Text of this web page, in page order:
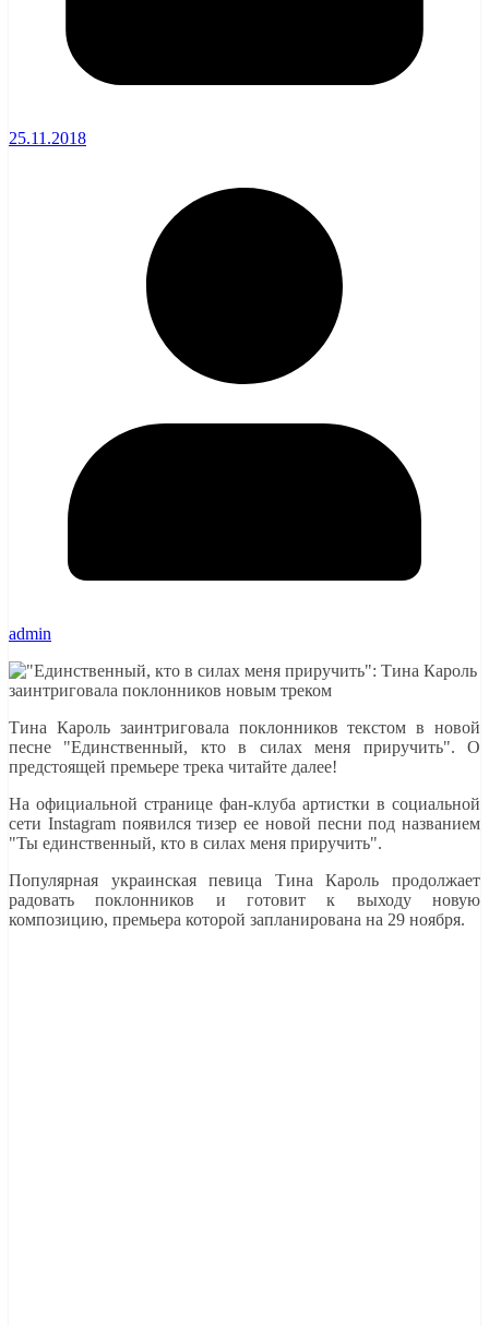
25.11.2018
admin
Тина Кароль заинтриговала поклонников текстом в новой
песне "Единственный, кто в силах меня приручить". О
предстоящей премьере трека читайте далее!
На официальной странице фан-клуба артистки в социальной
сети Instagram появился тизер ее новой песни под названием
"Ты единственный, кто в силах меня приручить".
Популярная украинская певица Тина Кароль продолжает
радовать поклонников и готовит к выходу новую
композицию, премьера которой запланирована на 29 ноября.